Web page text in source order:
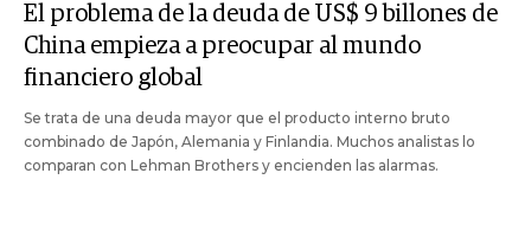
El problema de la deuda de US$ 9 billones de
China empieza a preocupar al mundo
financiero global
Se trata de una deuda mayor que el producto interno bruto
combinado de Japón, Alemania y Finlandia. Muchos analistas lo
comparan con Lehman Brothers y encienden las alarmas.